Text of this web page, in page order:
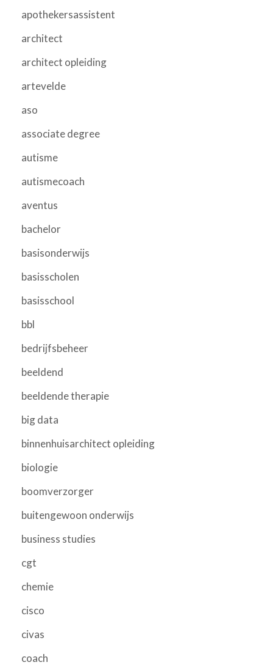
apothekersassistent
architect
architect opleiding
artevelde
aso
associate degree
autisme
autismecoach
aventus
bachelor
basisonderwijs
basisscholen
basisschool
bbl
bedrijfsbeheer
beeldend
beeldende therapie
big data
binnenhuisarchitect opleiding
biologie
boomverzorger
buitengewoon onderwijs
business studies
cgt
chemie
cisco
civas
coach